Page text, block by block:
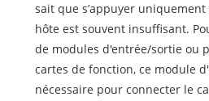
sait que s’appuyer
hôte est souvent insuffisant.
de modules d'entrée/sortie ou
cartes de fonction, ce module
nécessaire pour connecter le